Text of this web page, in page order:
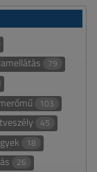
79
103
45
18
26